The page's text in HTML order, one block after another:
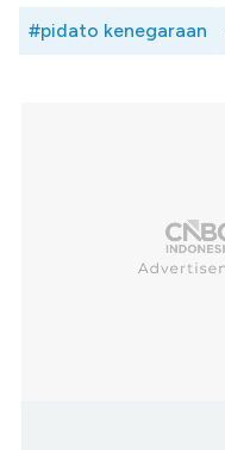
#pidato kenegaraan